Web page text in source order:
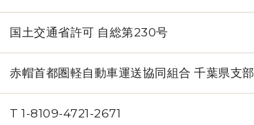
国土交通省許可 自総第230号
赤帽首都圏軽自動車運送協同組合 千葉県支部
T 1-8109-4721-2671